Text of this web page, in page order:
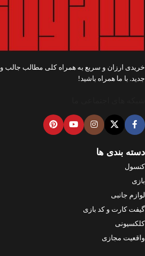
خریدی ارزان و سریع به همراه کلی مطالب جالب و
جدید. با ما همراه باشید!
دسته بندی ها
کنسول
بازی
لوازم جانبی
گیفت کارت و کد بازی
کلکسیونی
واقعیت مجازی